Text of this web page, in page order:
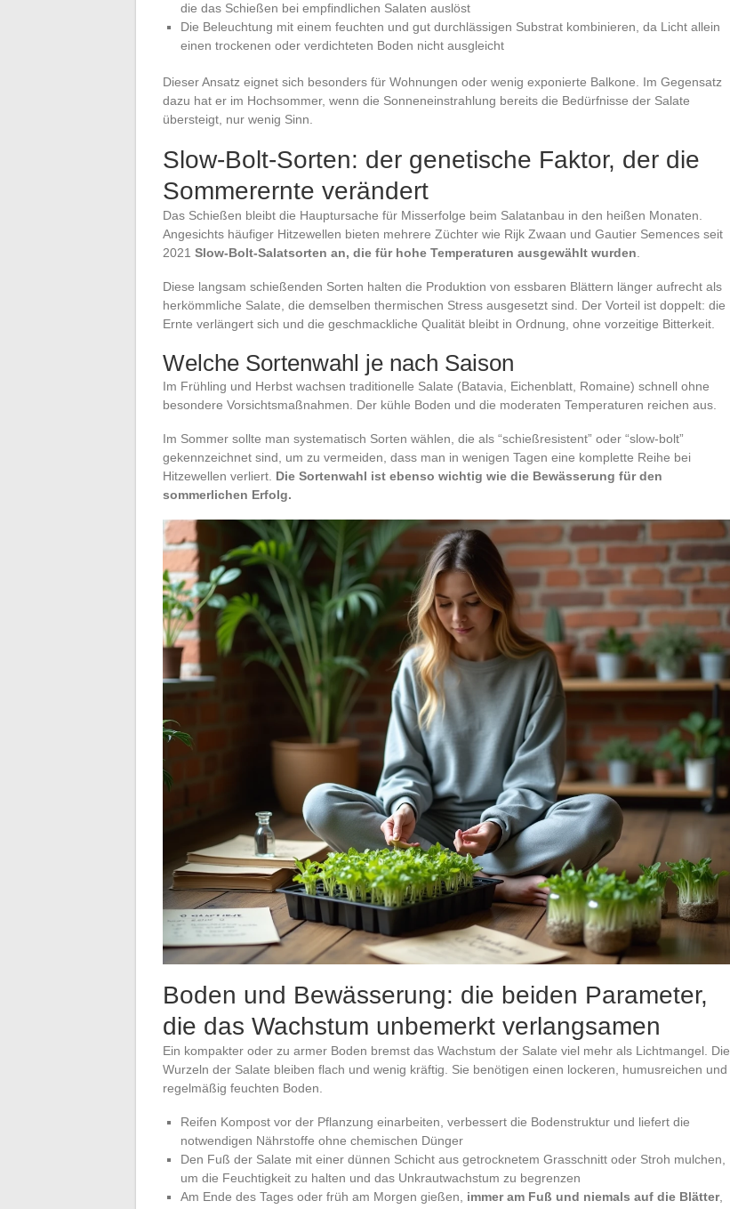
die das Schießen bei empfindlichen Salaten auslöst
Die Beleuchtung mit einem feuchten und gut durchlässigen Substrat kombinieren, da Licht allein
einen trockenen oder verdichteten Boden nicht ausgleicht
Dieser Ansatz eignet sich besonders für Wohnungen oder wenig exponierte Balkone. Im Gegensatz
dazu hat er im Hochsommer, wenn die Sonneneinstrahlung bereits die Bedürfnisse der Salate
übersteigt, nur wenig Sinn.
Slow-Bolt-Sorten: der genetische Faktor, der die
Sommerernte verändert
Das Schießen bleibt die Hauptursache für Misserfolge beim Salatanbau in den heißen Monaten.
Angesichts häufiger Hitzewellen bieten mehrere Züchter wie Rijk Zwaan und Gautier Semences seit
2021 Slow-Bolt-Salatsorten an, die für hohe Temperaturen ausgewählt wurden.
Diese langsam schießenden Sorten halten die Produktion von essbaren Blättern länger aufrecht als
herkömmliche Salate, die demselben thermischen Stress ausgesetzt sind. Der Vorteil ist doppelt: die
Ernte verlängert sich und die geschmackliche Qualität bleibt in Ordnung, ohne vorzeitige Bitterkeit.
Welche Sortenwahl je nach Saison
Im Frühling und Herbst wachsen traditionelle Salate (Batavia, Eichenblatt, Romaine) schnell ohne
besondere Vorsichtsmaßnahmen. Der kühle Boden und die moderaten Temperaturen reichen aus.
Im Sommer sollte man systematisch Sorten wählen, die als “schießresistent” oder “slow-bolt”
gekennzeichnet sind, um zu vermeiden, dass man in wenigen Tagen eine komplette Reihe bei
Hitzewellen verliert. Die Sortenwahl ist ebenso wichtig wie die Bewässerung für den
sommerlichen Erfolg.
Boden und Bewässerung: die beiden Parameter,
die das Wachstum unbemerkt verlangsamen
Ein kompakter oder zu armer Boden bremst das Wachstum der Salate viel mehr als Lichtmangel. Die
Wurzeln der Salate bleiben flach und wenig kräftig. Sie benötigen einen lockeren, humusreichen und
regelmäßig feuchten Boden.
Reifen Kompost vor der Pflanzung einarbeiten, verbessert die Bodenstruktur und liefert die
notwendigen Nährstoffe ohne chemischen Dünger
Den Fuß der Salate mit einer dünnen Schicht aus getrocknetem Grasschnitt oder Stroh mulchen,
um die Feuchtigkeit zu halten und das Unkrautwachstum zu begrenzen
Am Ende des Tages oder früh am Morgen gießen, immer am Fuß und niemals auf die Blätter,